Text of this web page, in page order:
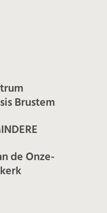
Brustem
de Onze-